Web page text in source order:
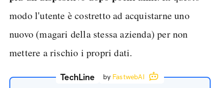
modo l'utente è costretto ad acquistarne uno
nuovo (magari della stessa azienda) per non
mettere a rischio i propri dati.
TechLine by FastwebAI